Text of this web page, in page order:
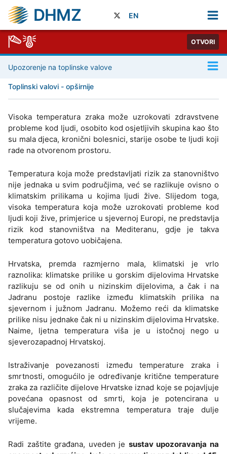
DHMZ EN
OTVORI
Upozorenje na toplinske valove
Toplinski valovi - opširnije
Visoka temperatura zraka može uzrokovati zdravstvene
probleme kod ljudi, osobito kod osjetljivih skupina kao što
su mala djeca, kronični bolesnici, starije osobe te ljudi koji
rade na otvorenom prostoru.
Temperatura koja može predstavljati rizik za stanovništvo
nije jednaka u svim područjima, već se razlikuje ovisno o
klimatskim prilikama u kojima ljudi žive. Slijedom toga,
visoka temperatura koja može uzrokovati probleme kod
ljudi koji žive, primjerice u sjevernoj Europi, ne predstavlja
rizik kod stanovništva na Mediteranu, gdje je takva
temperatura gotovo uobičajena.
Hrvatska, premda razmjerno mala, klimatski je vrlo
raznolika: klimatske prilike u gorskim dijelovima Hrvatske
razlikuju se od onih u nizinskim dijelovima, a čak i na
Jadranu postoje razlike između klimatskih prilika na
sjevernom i južnom Jadranu. Možemo reći da klimatske
prilike nisu jednake čak ni u nizinskim dijelovima Hrvatske.
Naime, ljetna temperatura viša je u istočnoj nego u
sjeverozapadnoj Hrvatskoj.
Istraživanje povezanosti između temperature zraka i
smrtnosti, omogućilo je određivanje kritične temperature
zraka za različite dijelove Hrvatske iznad koje se pojavljuje
povećana opasnost od smrti, koja je potencirana u
slučajevima kada ekstremna temperatura traje dulje
vrijeme.
Radi zaštite građana, uveden je sustav upozoravanja na